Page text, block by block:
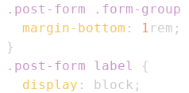
.post-form
.form-group
margin-bottom : 1 rem ;
}
.post-form label
{
display : block ;